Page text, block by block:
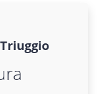
Triuggio